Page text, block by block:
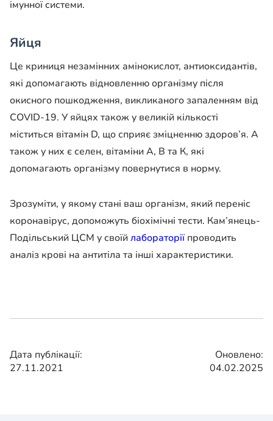
імунної системи.
Яйця
Це криниця незамінних амінокислот, антиоксидантів,
які допомагають відновленню організму після
окисного пошкодження, викликаного запаленням від
COVID-19. У яйцях також у великій кількості
міститься вітамін D, що сприяє зміцненню здоров’я. А
також у них є селен, вітаміни А, В та К, які
допомагають організму повернутися в норму.
Зрозуміти, у якому стані ваш організм, який переніс
коронавірус, допоможуть біохімічні тести. Кам’янець-
Подільський ЦСМ у своїйлабораторіїпроводить
аналіз крові на антитіла та інші характеристики.
Дата публікації:
27.11.2021
Оновлено:
04.02.2025